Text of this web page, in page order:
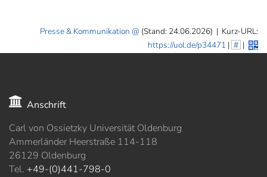
Presse & Kommunikation (Stand: 24.06.2026) | Kurz-URL:
https://uol.de/p34471 | # |
Anschrift
Carl von Ossietzky Universität Oldenburg
Ammerländer Heerstraße 114-118
26129 Oldenburg
Tel. +49-(0)441-798-0